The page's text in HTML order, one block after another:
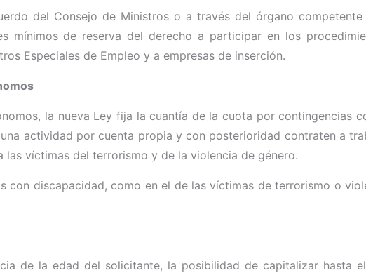
del Consejo de Ministros o a través del órgano
mínimos de reserva del derecho a participar en los
Especiales de Empleo y a empresas de inserción.
la nueva Ley fija la cuantía de la cuota por contingencias
actividad por cuenta propia y con posterioridad contraten a
las víctimas del terrorismo y de la violencia de género.
con discapacidad, como en el de las víctimas de terrorismo o
de la edad del solicitante, la posibilidad de capitalizar hasta